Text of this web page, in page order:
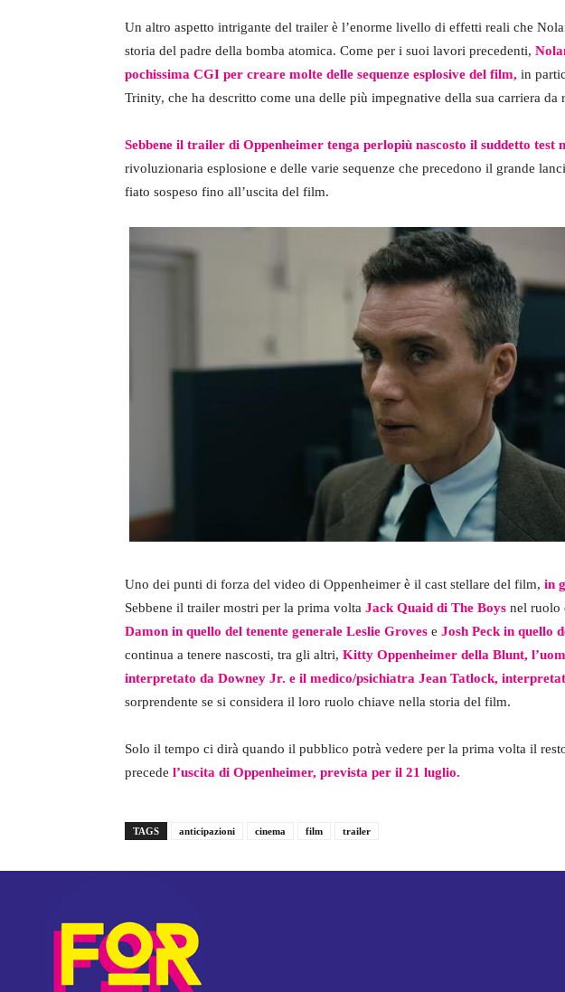
Un altro aspetto intrigante del trailer è l’enorme livello di effetti reali che
storia del padre della bomba atomica. Come per i suoi lavori precedenti,
pochissima CGI per creare molte delle sequenze esplosive del film, in
Trinity, che ha descritto come una delle più impegnative della sua carriera
Sebbene il trailer di Oppenheimer tenga perlopiù nascosto il suddetto test
rivoluzionaria esplosione e delle varie sequenze che precedono il grande
fiato sospeso fino all’uscita del film.
Uno dei punti di forza del video di Oppenheimer è il cast stellare del film, in
Sebbene il trailer mostri per la prima volta Jack Quaid di The Boys nel ruolo
Damon in quello del tenente generale Leslie Groves e Josh Peck in quello
continua a tenere nascosti, tra gli altri, Kitty Oppenheimer della Blunt,
interpretato da Downey Jr. e il medico/psichiatra Jean Tatlock,
sorprendente se si considera il loro ruolo chiave nella storia del film.
Solo il tempo ci dirà quando il pubblico potrà vedere per la prima volta il
precede l’uscita di Oppenheimer, prevista per il 21 luglio.
TAGS anticipazioni cinema film trailer